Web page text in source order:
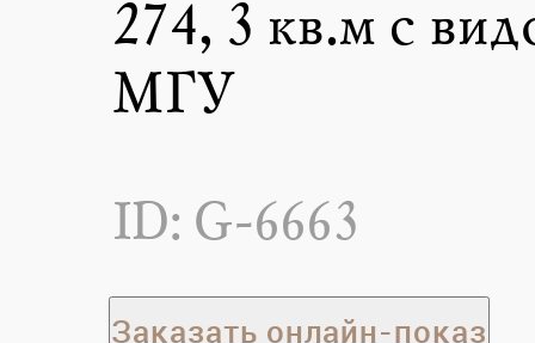
274,3 кв.м с
МГУ
ID: G-6663
Заказать онлайн-показ